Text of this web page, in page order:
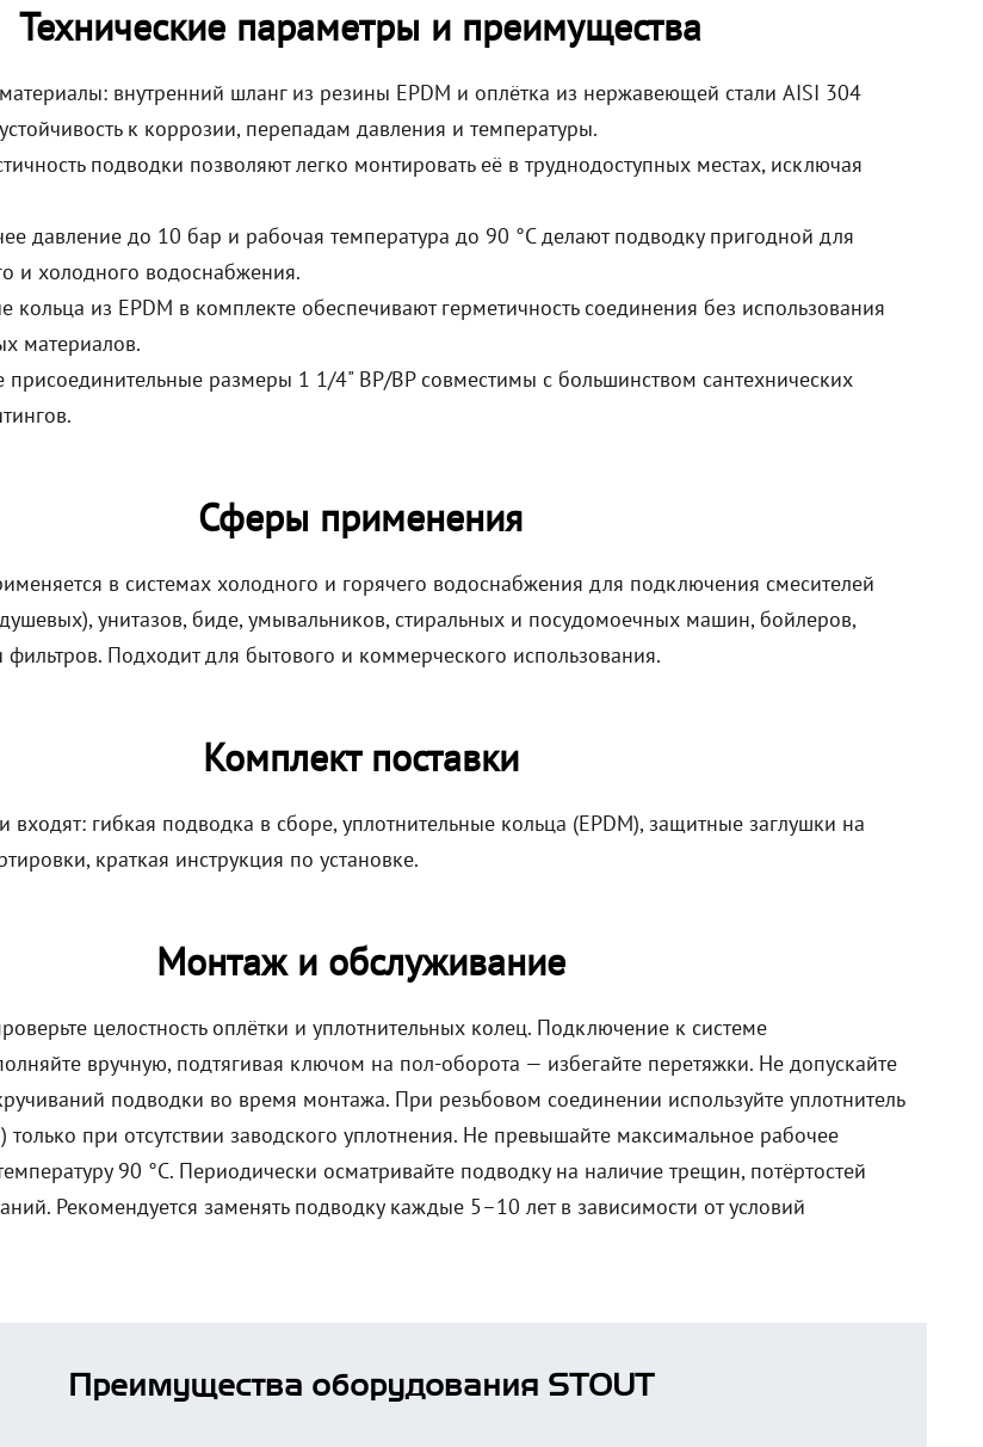
Технические параметры и преимущества
внутренний шланг из резины EPDM и оплётка из нержавеющей стали AISI 304
к коррозии, перепадам давления и температуры.
подводки позволяют легко монтировать её в труднодоступных местах, исключая
давление до 10 бар и рабочая температура до 90 °C делают подводку пригодной для
и холодного водоснабжения.
кольца из EPDM в комплекте обеспечивают герметичность соединения без использования
материалов.
присоединительные размеры 1 1/4" ВР/ВР совместимы с большинством сантехнических
Сферы применения
в системах холодного и горячего водоснабжения для подключения смесителей
унитазов, биде, умывальников, стиральных и посудомоечных машин, бойлеров,
фильтров. Подходит для бытового и коммерческого использования.
Комплект поставки
входят: гибкая подводка в сборе, уплотнительные кольца (EPDM), защитные заглушки на
краткая инструкция по установке.
Монтаж и обслуживание
целостность оплётки и уплотнительных колец. Подключение к системе
вручную, подтягивая ключом на пол-оборота — избегайте перетяжки. Не допускайте
подводки во время монтажа. При резьбовом соединении используйте уплотнитель
при отсутствии заводского уплотнения. Не превышайте максимальное рабочее
90 °C. Периодически осматривайте подводку на наличие трещин, потёртостей
Рекомендуется заменять подводку каждые 5–10 лет в зависимости от условий
Преимущества оборудования STOUT